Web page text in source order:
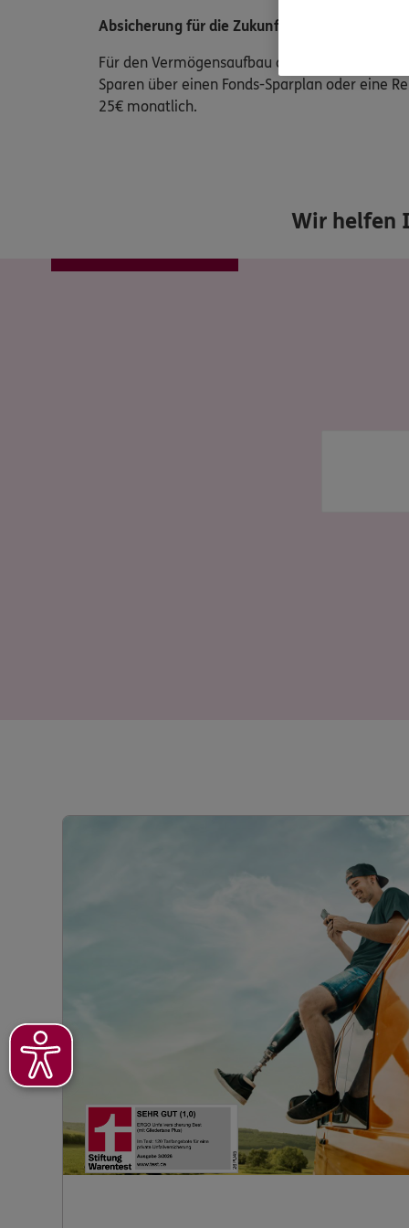
Absicherung für die Zukunft:
Für den Vermögensaufbau oder die Ausbildung
Sparen über einen Fonds-Sparplan oder eine
25€ monatlich.
Wir helfen